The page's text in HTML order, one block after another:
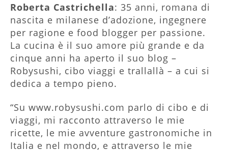
Roberta Castrichella: 35 anni, romana di
nascita e milanese d’adozione, ingegnere
per ragione e food blogger per passione.
La cucina è il suo amore più grande e da
cinque anni ha aperto il suo blog –
Robysushi, cibo viaggi e trallallà – a cui si
dedica a tempo pieno.
“Su www.robysushi.com parlo di cibo e di
viaggi, mi racconto attraverso le mie
ricette, le mie avventure gastronomiche in
Italia e nel mondo, e attraverso le mie